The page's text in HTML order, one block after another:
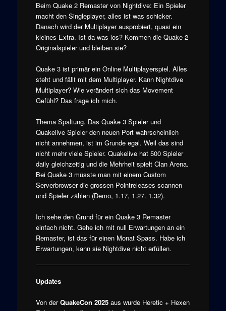
Beim Quake 2 Remaster von Nightdive: Ein Spieler
macht den Singleplayer, alles ist was schicker.
Danach wird der Multiplayer ausprobiert, quasi ein
kleines Extra. Ist da was los? Kommen die Quake 2
Originalspieler und bleiben sie?
Quake 3 ist primär ein Online Multiplayerspiel. Alles
steht und fällt mit dem Multiplayer. Kann Nightdive
Multiplayer? Wie verändert sich das Movement
Gefühl? Das frage ich mich.
Thema Spaltung. Das Quake 3 Spieler und
Quakelive Spieler den neuen Port wahrscheinlich
nicht annehmen, ist im Grunde egal. Weil das sind
nicht mehr viele Spieler. Quakelive hat 500 Spieler
daily gleichzeitig und die Mehrheit spielt Clan Arena.
Bei Quake 3 müsste man mit einem Custom
Serverbrowser die grossen Pointreleases scannen
und Spieler zählen (Demo, 1.17, 1.27. 1.32).
Ich sehe den Grund für ein Quake 3 Remaster
einfach nicht. Gehe ich mit null Erwartungen an ein
Remaster, ist das für einen Monat Spass. Habe ich
Erwartungen, kann sie Nightdive nicht erfüllen.
Updates
Von derQuakeCon 2025aus wurde Heretic + Hexen